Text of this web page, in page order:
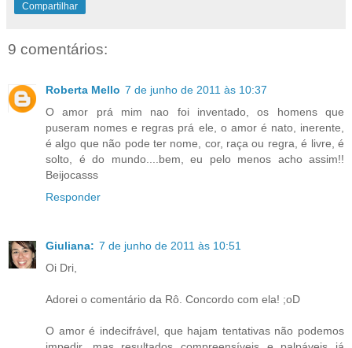
Compartilhar
9 comentários:
Roberta Mello 7 de junho de 2011 às 10:37
O amor prá mim nao foi inventado, os homens que
puseram nomes e regras prá ele, o amor é nato, inerente,
é algo que não pode ter nome, cor, raça ou regra, é livre, é
solto, é do mundo....bem, eu pelo menos acho assim!!
Beijocasss
Responder
Giuliana: 7 de junho de 2011 às 10:51
Oi Dri,
Adorei o comentário da Rô. Concordo com ela! ;oD
O amor é indecifrável, que hajam tentativas não podemos